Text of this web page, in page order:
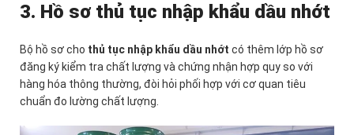
3. Hồ sơ thủ tục nhập khẩu dầu nhớt
Bộ hồ sơ cho thủ tục nhập khẩu dầu nhớt có thêm lớp hồ sơ
đăng ký kiểm tra chất lượng và chứng nhận hợp quy so với
hàng hóa thông thường, đòi hỏi phối hợp với cơ quan tiêu
chuẩn đo lường chất lượng.